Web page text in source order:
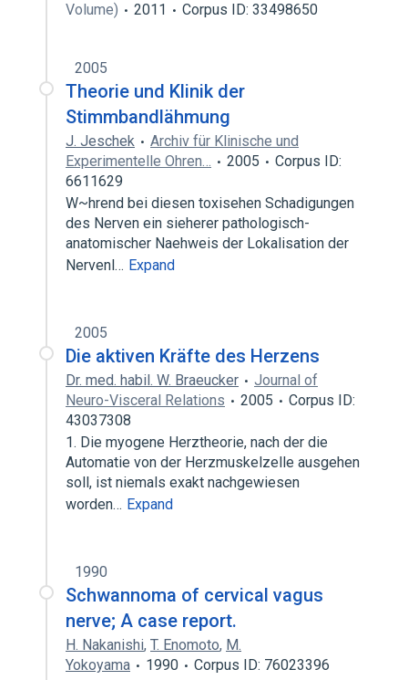
Volume)
2011 Corpus ID: 33498650
2005
Theorie und Klinik der
Stimmbandlähmung
J. Jeschek
Archiv für Klinische und
Experimentelle Ohren…
2005
Corpus ID:
6611629
W~hrend bei diesen toxisehen Schadigungen
des Nerven ein sieherer pathologisch-
anatomischer Naehweis der Lokalisation der
Nervenl… Expand
2005
Die aktiven Kräfte des Herzens
Dr. med. habil. W. Braeucker
Journal of
Neuro-Visceral Relations
2005
Corpus ID:
43037308
1. Die myogene Herztheorie, nach der die
Automatie von der Herzmuskelzelle ausgehen
soll, ist niemals exakt nachgewiesen
worden… Expand
1990
Schwannoma of cervical vagus
nerve; A case report.
H. Nakanishi, T. Enomoto, M.
Yokoyama
1990
Corpus ID: 76023396